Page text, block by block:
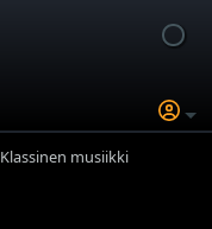
Klassinen musiikki